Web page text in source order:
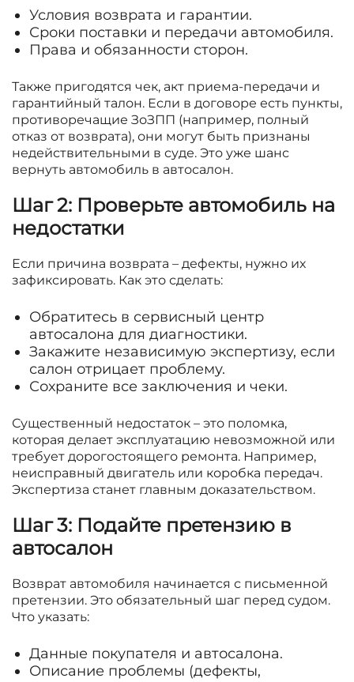
Условия возврата и гарантии.
Сроки поставки и передачи автомобиля.
Права и обязанности сторон.
Также пригодятся чек, акт приема-передачи и
гарантийный талон. Если в договоре есть пункты,
противоречащие ЗоЗПП (например, полный
отказ от возврата), они могут быть признаны
недействительными в суде. Это уже шанс
вернуть автомобиль в автосалон.
Шаг 2: Проверьте автомобиль на
недостатки
Если причина возврата – дефекты, нужно их
зафиксировать. Как это сделать:
Обратитесь в сервисный центр
автосалона для диагностики.
Закажите независимую экспертизу, если
салон отрицает проблему.
Сохраните все заключения и чеки.
Существенный недостаток – это поломка,
которая делает эксплуатацию невозможной или
требует дорогостоящего ремонта. Например,
неисправный двигатель или коробка передач.
Экспертиза станет главным доказательством.
Шаг 3: Подайте претензию в
автосалон
Возврат автомобиля начинается с письменной
претензии. Это обязательный шаг перед судом.
Что указать:
Данные покупателя и автосалона.
Описание проблемы (дефекты,